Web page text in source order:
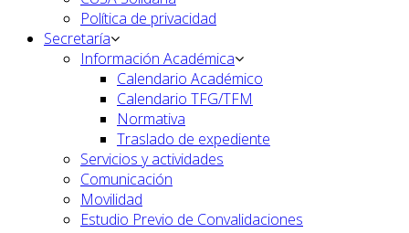
Política de privacidad
Secretaría
Información Académica
Calendario Académico
Calendario TFG/TFM
Normativa
Traslado de expediente
Servicios y actividades
Comunicación
Movilidad
Estudio Previo de Convalidaciones